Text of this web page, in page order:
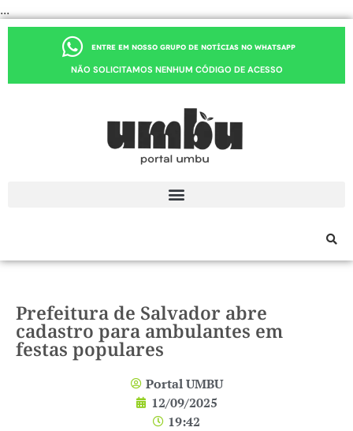
...
ENTRE EM NOSSO GRUPO DE NOTÍCIAS NO WHATSAPP
NÃO SOLICITAMOS NENHUM CÓDIGO DE ACESSO
Prefeitura de Salvador abre
cadastro para ambulantes em
festas populares
Portal UMBU
12/09/2025
19:42